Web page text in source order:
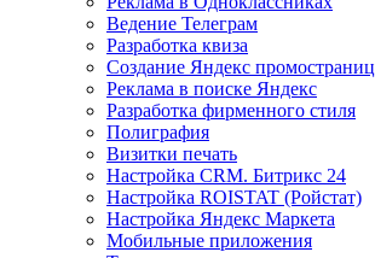
Ведение Телеграм
Разработка квиза
Создание Яндекс промостраниц
Реклама в поиске Яндекс
Разработка фирменного стиля
Полиграфия
Визитки печать
Настройка CRM. Битрикс 24
Настройка ROISTAT (Ройстат)
Настройка Яндекс Маркета
Мобильные приложения